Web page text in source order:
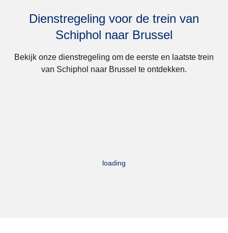
Dienstregeling voor de trein van
Schiphol naar Brussel
Bekijk onze dienstregeling om de eerste en laatste trein
van Schiphol naar Brussel te ontdekken.
loading